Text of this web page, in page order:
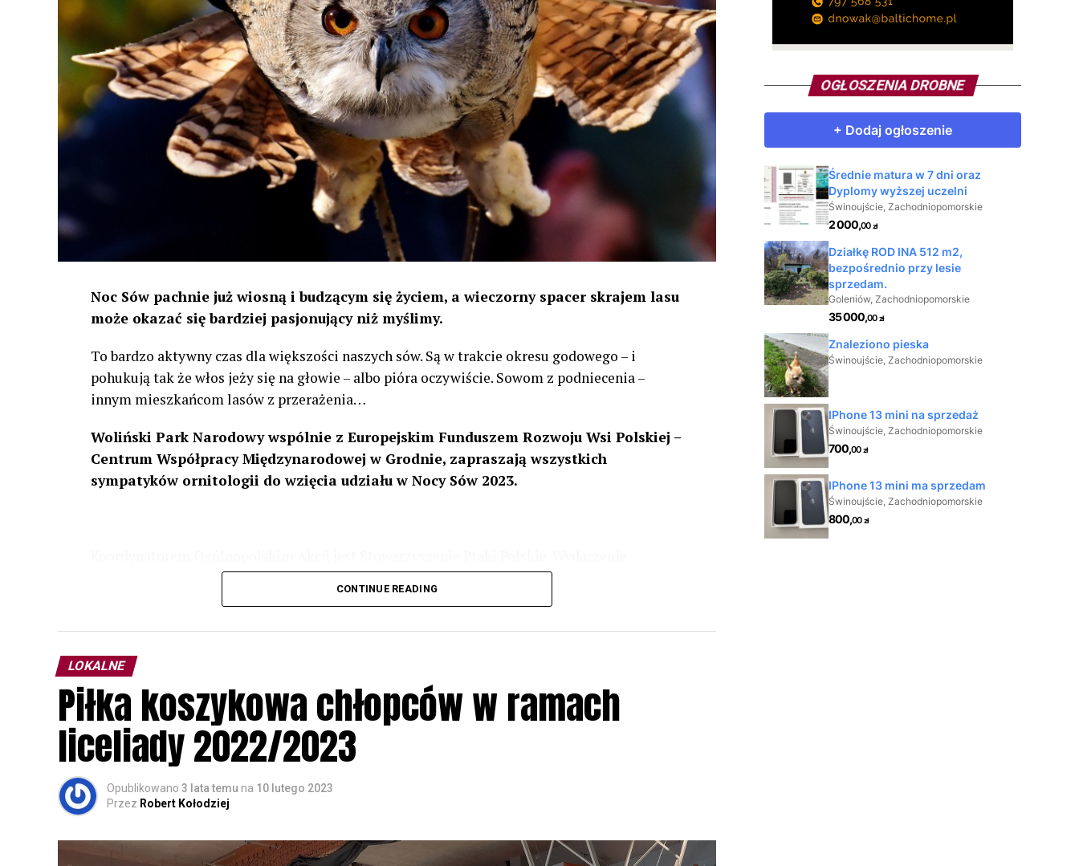
Noc Sów pachnie już wiosną i budzącym się życiem, a wieczorny spacer skrajem lasu
może okazać się bardziej pasjonujący niż myślimy.
To bardzo aktywny czas dla większości naszych sów. Są w trakcie okresu godowego – i
pohukują tak że włos jeży się na głowie – albo pióra oczywiście. Sowom z podniecenia –
innym mieszkańcom lasów z przerażenia…
Woliński Park Narodowy wspólnie z Europejskim Funduszem Rozwoju Wsi Polskiej –
Centrum Współpracy Międzynarodowej w Grodnie, zapraszają wszystkich
sympatyków ornitologii do wzięcia udziału w Nocy Sów 2023.
odbędzie się w dniach24 i 25 lutego 2023 r. wg harmonogramu przedstawionego na
Wszystkich uczestników zapraszamy do udziału w Akcji, włączenia się w aktywne
rozpoznawanie głosów sów i wymianę doświadczeń przy grillu.Na wydarzenie obowiązują
zapisy.
CONTINUE READING
LOKALNE
Piłka koszykowa chłopców w ramach
liceliady 2022/2023
Opublikowano 3 lata temu na 10 lutego 2023
Przez Robert Kołodziej
OGŁOSZENIA DROBNE